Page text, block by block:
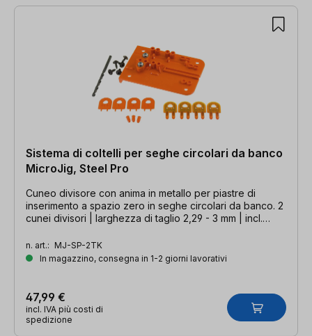
3 articoli trovati
Sistema di coltelli per seghe circolari da banco
MicroJig, Steel Pro
Cuneo divisore con anima in metallo per piastre di
inserimento a spazio zero in seghe circolari da banco. 2
cunei divisori | larghezza di taglio 2,29 - 3 mm | incl.
n. art.: MJ-SP-2TK
In magazzino, consegna in 1-2 giorni lavorativi
47,99 €
incl. IVA più costi di
spedizione